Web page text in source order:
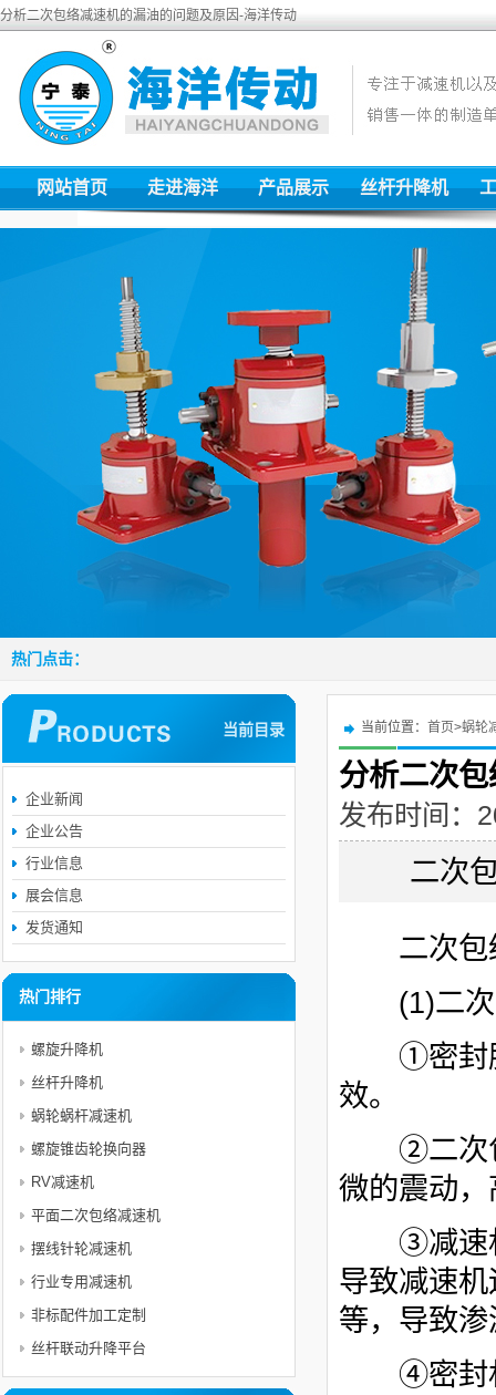
分析二次包络减速机的漏油的问题及原因-海洋传动
网站首页 走进海洋 产品展示 丝杆升降机
热门点击：
当前位置： 首页>蜗轮
分析二次
发布时间：
二次
二次
(1)二
①密封胶
效。
②二
微的震动
③减速机
导致减速
等，导致
④密封材
当前目录
企业新闻
企业公告
行业信息
展会信息
发货通知
热门排行
螺旋升降机
丝杆升降机
蜗轮蜗杆减速机
螺旋锥齿轮换向器
RV减速机
平面二次包络减速机
摆线针轮减速机
行业专用减速机
非标配件加工定制
丝杆联动升降平台